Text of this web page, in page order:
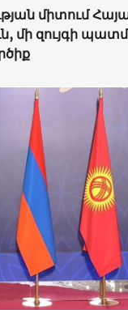
միտում
մի զույգի